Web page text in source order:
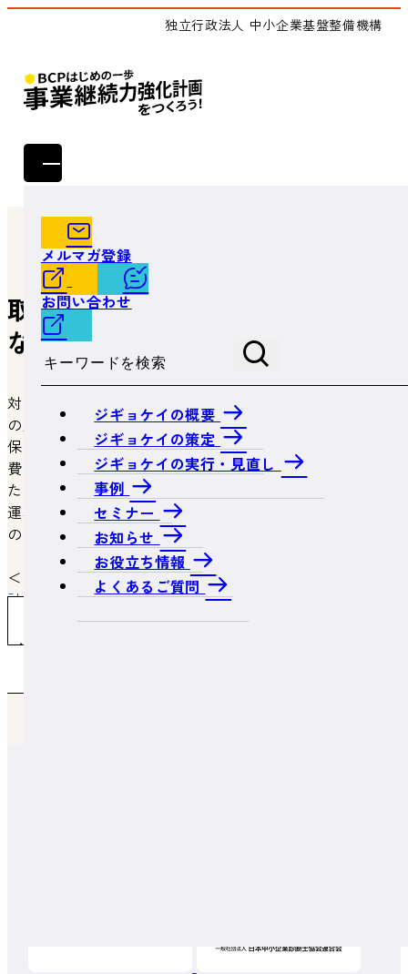
独立行政法人 中小企業基盤整備機構
メルマガ登録
お問い合わせ
サイト内検索
ジギョケイの概要
ジギョケイの策定
ジギョケイの実行・見直し
事例
セミナー
お知らせ
お役立ち情報
よくあるご質問
トップ
よくあるご質問
取得価額の範囲には、どのような費用が含まれますか。
取得価額の範囲には、どのよう
な費用が含まれますか。
対象となる減価償却資産の取得価額は、①当該固定資産
の購入対価、②外部付随費用（引取運賃、荷役費、運送
保険料、購入手数料、関税、その他購入のために要した
費用）、③当該資産を事業の用に供するために直接要し
た費用の金額（即ち、内部取付費用、例えば据付費、試
運転費等）のうち、減価償却資産として計上されるもの
の合計額になります。
＜関連ページ＞
計画策定・申請のメリット
よくあるご質問一覧へ戻る